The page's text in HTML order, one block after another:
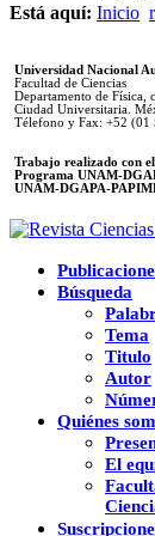
Está aquí: Inicio
Universidad Nacional
Facultad de Ciencias
Departamento de Física,
Ciudad Universitaria.
Télefono y Fax: +52
Trabajo realizado con
Programa UNAM-
UNAM-DGAPA-
Búsqueda
Tema
Titulo
Autor
Quiénes
El